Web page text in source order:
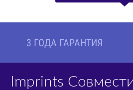
3 ГОДА ГАРАНТИЯ
Imprints